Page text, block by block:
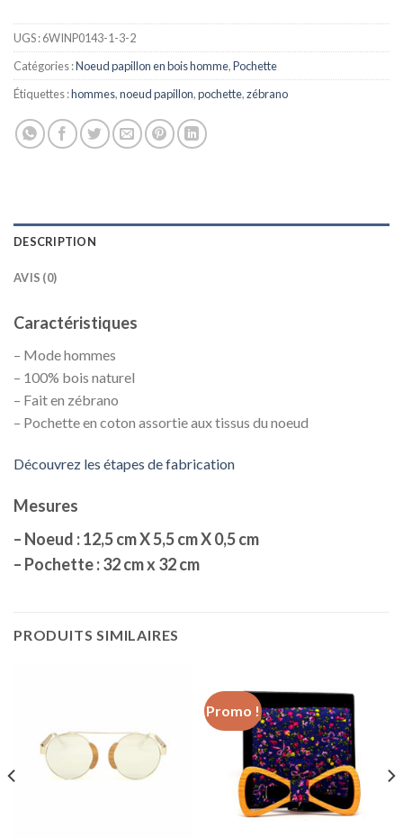
UGS :6WINP0143-1-3-2
Catégories :Noeud papillon en bois homme,Pochette
Étiquettes :hommes,noeud papillon,pochette,zébrano
DESCRIPTION
AVIS (0)
Caractéristiques
– Mode hommes
– 100% bois naturel
– Fait en zébrano
– Pochette en coton assortie aux tissus du noeud
Découvrez les étapes de fabrication
Mesures
– Noeud : 12,5 cm X 5,5 cm X 0,5 cm
– Pochette : 32 cm x 32 cm
PRODUITS SIMILAIRES
Promo !